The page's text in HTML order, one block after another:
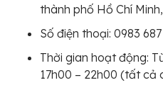
thành phố Hồ Chí
Số điện thoại: 0983
Thời gian hoạt động:
17h00 – 22h00 (tất